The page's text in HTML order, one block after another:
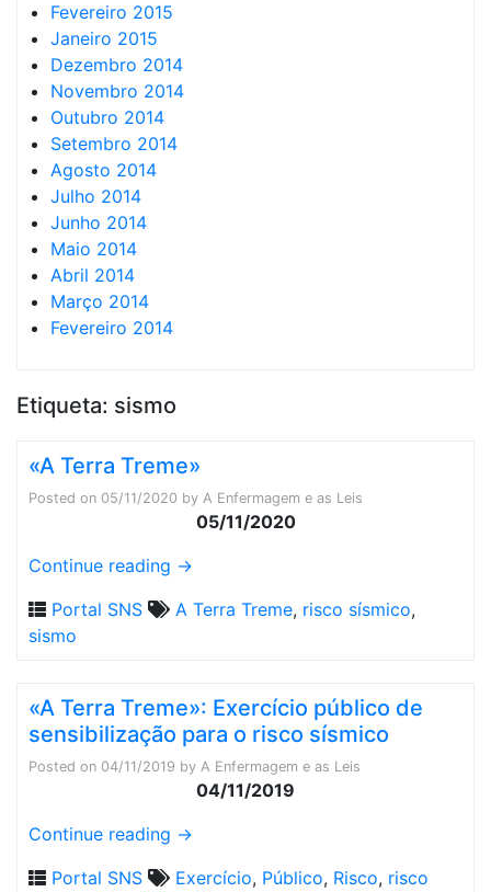
Fevereiro 2015
Janeiro 2015
Dezembro 2014
Novembro 2014
Outubro 2014
Setembro 2014
Agosto 2014
Julho 2014
Junho 2014
Maio 2014
Abril 2014
Março 2014
Fevereiro 2014
Etiqueta: sismo
«A Terra Treme»
Posted on 05/11/2020 by A Enfermagem e as Leis
05/11/2020
Continue reading →
Portal SNS
A Terra Treme, risco sísmico,
sismo
«A Terra Treme»: Exercício público de
sensibilização para o risco sísmico
Posted on 04/11/2019 by A Enfermagem e as Leis
04/11/2019
Continue reading →
Portal SNS
Exercício, Público, Risco, risco